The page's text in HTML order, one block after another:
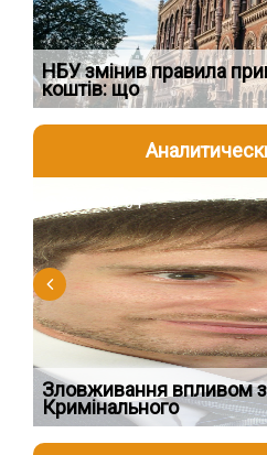
НБУ змінив правила
коштів: що
2026-08-04
Зловживання впливом
Кримінального